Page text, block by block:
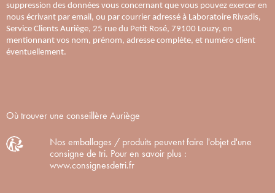
suppression des données vous concernant que vous pouvez exercer en
nous écrivant par email, ou par courrier adressé à Laboratoire Rivadis,
Service Clients Auriège, 25 rue du Petit Rosé, 79100 Louzy, en
mentionnant vos nom, prénom, adresse complète, et numéro client
éventuellement.
Où trouver une conseillère Auriège
Nos emballages / produits peuvent faire l'objet d'une
consigne de tri. Pour en savoir plus :
www.consignesdetri.fr